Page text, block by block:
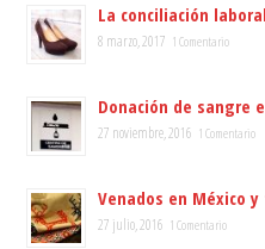
La conciliación
8 marzo, 2017 1 Comentario
Donación de sangre
27 noviembre, 2016 1 Comentario
Venados en México
27 julio, 2016 1 Comentario